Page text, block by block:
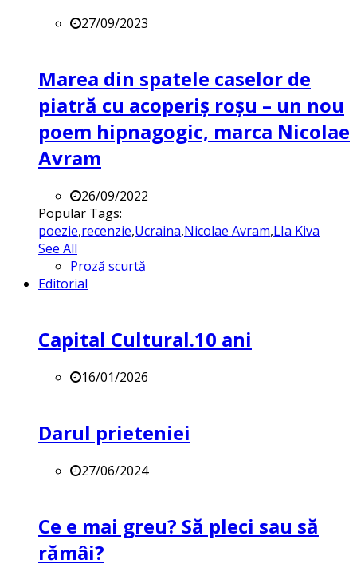
27/09/2023
Marea din spatele caselor de
piatră cu acoperiș roșu – un nou
poem hipnagogic, marca Nicolae
Avram
26/09/2022
Popular Tags:
poezie,recenzie,Ucraina,Nicolae Avram,LIa Kiva
See All
Proză scurtă
Editorial
Capital Cultural.10 ani
16/01/2026
Darul prieteniei
27/06/2024
Ce e mai greu? Să pleci sau să
rămâi?